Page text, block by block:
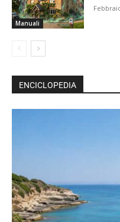
Manuali
ENCICLOPEDIA